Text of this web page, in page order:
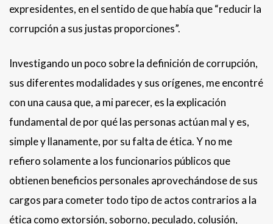
expresidentes, en el sentido de que había que “reducir la
corrupción a sus justas proporciones”.
Investigando un poco sobre la definición de corrupción,
sus diferentes modalidades y sus orígenes, me encontré
con una causa que, a mi parecer, es la explicación
fundamental de por qué las personas actúan mal y es,
simple y llanamente, por su falta de ética. Y no me
refiero solamente a los funcionarios públicos que
obtienen beneficios personales aprovechándose de sus
cargos para cometer todo tipo de actos contrarios a la
ética como extorsión, soborno, peculado, colusión,